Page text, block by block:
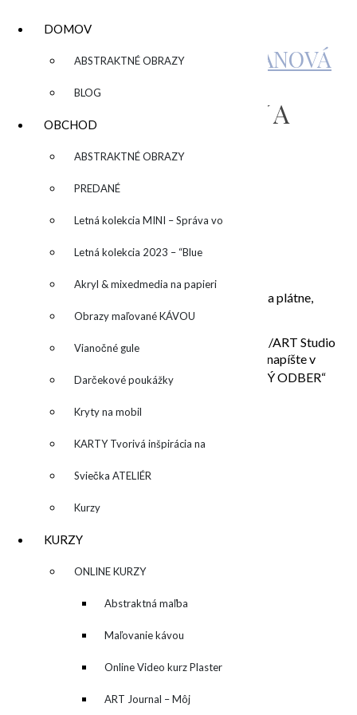
DOMOV
▼ ABSTRAKTNÉ OBRAZY
BLOG
OBCHOD
▼ ABSTRAKTNÉ OBRAZY
PREDANÉ
Letná kolekcia MINI – Správa vo
fľaši
Letná kolekcia 2023 – “Blue
SUN” – “Modré slnko”
Akryl & mixedmedia na papieri
Obrazy maľované KÁVOU
Vianočné gule
Darčekové poukážky
Kryty na mobil
KARTY Tvorivá inšpirácia na
každý deň
Sviečka ATELIÉR
Kurzy
KURZY
▼ ONLINE KURZY
▼ Abstraktná maľba
akrylom (Mixed Media)
Maľovanie kávou
Online Video kurz Plaster
ART
ART Journal – Môj
KATARÍNA SUJOVÁ KALMANOVÁ
„PLAY DAY“/“DEŇ NA
HRANIE“
by
„Play Day“/“DEŇ na hranie“, mixed media/akryl na plátne,
V prípade osobného odberu v ateliéri Bratislava /ART Studio
River /Riverpark, Dvořákovo nábrežie 4, prosím napíšte v
ďalšom kroku pri platbe do poznámky „OSOBNÝ ODBER“
množstvo "Play Day"/"DEŇ na hranie"
Kategória:
Obrazy
Popis
Obraz sa predáva nezarámovaný.
ĎALŠIE INFORMÁCIE